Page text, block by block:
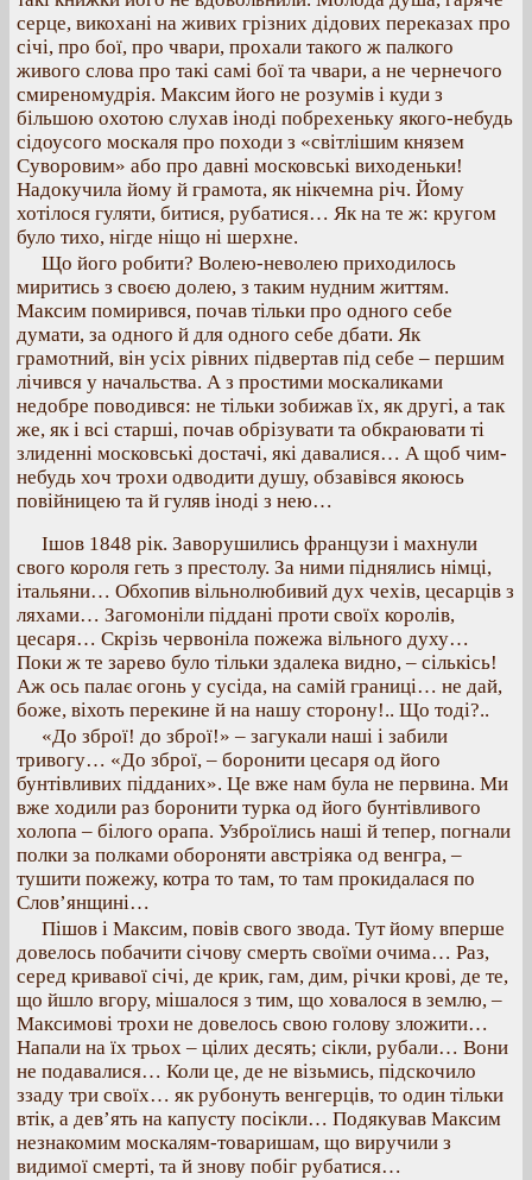
серце, викохані на живих грізних дідових переказах про
січі, про бої, про чвари, прохали такого ж палкого
живого слова про такі самі бої та чвари, а не чернечого
смиреномудрія. Максим його не розумів і куди з
більшою охотою слухав іноді побрехеньку якого-небудь
сідоусого москаля про походи з «світлішим князем
Суворовим» або про давні московські виходеньки!
Надокучила йому й грамота, як нікчемна річ. Йому
хотілося гуляти, битися, рубатися… Як на те ж: кругом
було тихо, нігде ніщо ні шерхне.
Що його робити? Волею-неволею приходилось
миритись з своєю долею, з таким нудним життям.
Максим помирився, почав тільки про одного себе
думати, за одного й для одного себе дбати. Як
грамотний, він усіх рівних підвертав під себе – першим
лічився у начальства. А з простими москаликами
недобре поводився: не тільки зобижав їх, як другі, а так
же, як і всі старші, почав обрізувати та обкраювати ті
злиденні московські достачі, які давалися… А щоб чим-
небудь хоч трохи одводити душу, обзавівся якоюсь
повійницею та й гуляв іноді з нею…
Ішов 1848 рік. Заворушились французи і махнули
свого короля геть з престолу. За ними піднялись німці,
італьяни… Обхопив вільнолюбивий дух чехів, цесарців з
ляхами… Загомоніли піддані проти своїх королів,
цесаря… Скрізь червоніла пожежа вільного духу…
Поки ж те зарево було тільки здалека видно, – сількісь!
Аж ось палає огонь у сусіда, на самій границі… не дай,
боже, віхоть перекине й на нашу сторону!.. Що тоді?..
«До зброї! до зброї!» – загукали наші і забили
тривогу… «До зброї, – боронити цесаря од його
бунтівливих підданих». Це вже нам була не первина. Ми
вже ходили раз боронити турка од його бунтівливого
холопа – білого орапа. Узброїлись наші й тепер, погнали
полки за полками обороняти австріяка од венгра, –
тушити пожежу, котра то там, то там прокидалася по
Слов’янщині…
Пішов і Максим, повів свого звода. Тут йому вперше
довелось побачити січову смерть своїми очима… Раз,
серед кривавої січі, де крик, гам, дим, річки крові, де те,
що йшло вгору, мішалося з тим, що ховалося в землю, –
Максимові трохи не довелось свою голову зложити…
Напали на їх трьох – цілих десять; сікли, рубали… Вони
не подавалися… Коли це, де не візьмись, підскочило
ззаду три своїх… як рубонуть венгерців, то один тільки
втік, а дев’ять на капусту посікли… Подякував Максим
незнакомим москалям-товаришам, що виручили з
видимої смерті, та й знову побіг рубатися…